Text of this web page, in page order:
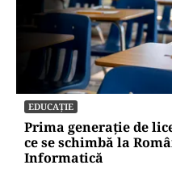
EDUCAȚIE
Prima generație de
ce se schimbă la
Informatică